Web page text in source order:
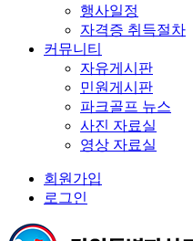
행사일정
자격증 취득절차
커뮤니티
자유게시판
민원게시판
파크골프 뉴스
사진 자료실
영상 자료실
회원가입
로그인